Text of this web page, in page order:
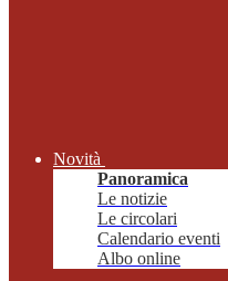
Novità
Panoramica
Le notizie
Le circolari
Calendario eventi
Albo online